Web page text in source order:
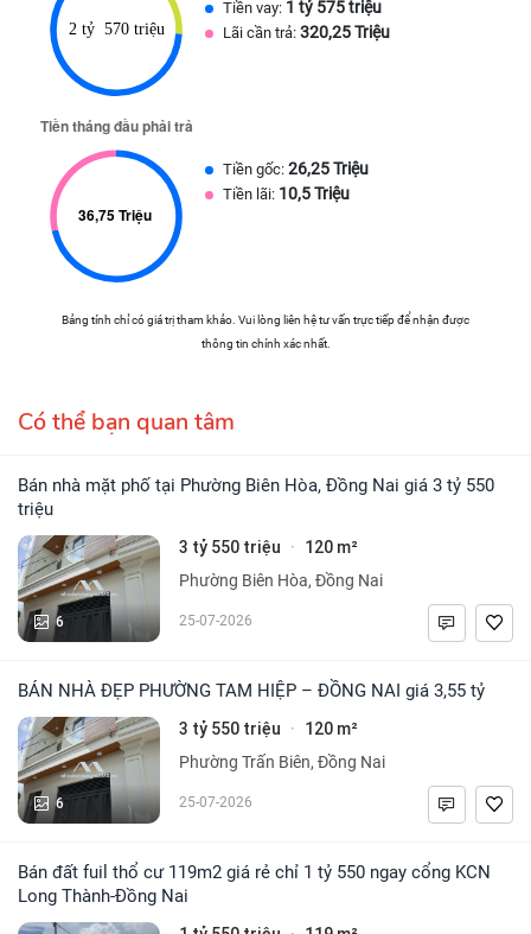
Tiền vay: 1 tỷ 575 triệu
Lãi cần trả: 320,25 Triệu
Tiền gốc: 26,25 Triệu
Tiền lãi: 10,5 Triệu
Bảng tính chỉ có giá trị tham khảo. Vui lòng liên hệ tư vấn trực tiếp để nhận được
thông tin chính xác nhất.
Có thể bạn quan tâm
Bán nhà mặt phố tại Phường Biên Hòa, Đồng Nai giá 3 tỷ 550
triệu
6
3 tỷ 550 triệu · 120 m²
Phường Biên Hòa, Đồng Nai
25-07-2026
BÁN NHÀ ĐẸP PHƯỜNG TAM HIỆP – ĐỒNG NAI giá 3,55 tỷ
6
3 tỷ 550 triệu · 120 m²
Phường Trấn Biên, Đồng Nai
25-07-2026
Bán đất fuil thổ cư 119m2 giá rẻ chỉ 1 tỷ 550 ngay cổng KCN
Long Thành-Đồng Nai